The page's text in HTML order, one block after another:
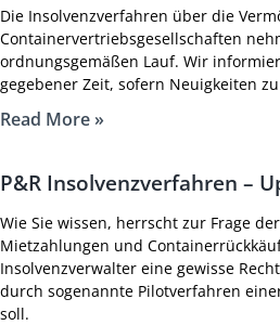
Die Insolvenzverfahren über die
Containervertriebsgesellschaften
ordnungsgemäßen Lauf. Wir
gegebener Zeit, sofern Neuigkeiten
Read More »
P&R Insolvenzverfahren –
Wie Sie wissen, herrscht zur Frage
Mietzahlungen und
Insolvenzverwalter eine gewisse
durch sogenannte Pilotverfahren
soll.